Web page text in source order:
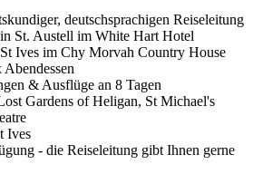
deutschsprachigen Reiseleitung
St. Austell im White Hart Hotel
Ives im Chy Morvah Country House
& Ausflüge an 8 Tagen
Gardens of Heligan, St Michael's
Ives
- die Reiseleitung gibt Ihnen gerne